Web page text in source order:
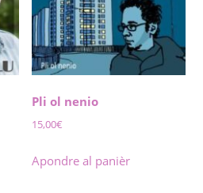
Pli ol nenio
15,00€
Apondre al panièr